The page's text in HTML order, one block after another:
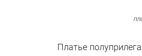
Платье